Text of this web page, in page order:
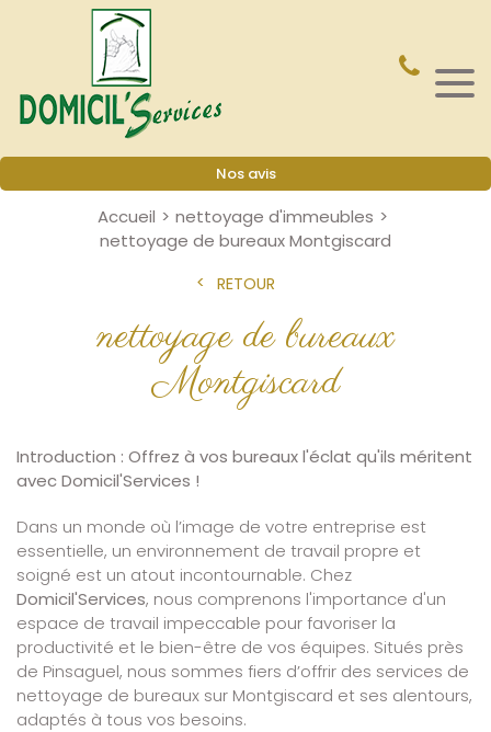
Nos avis
Accueil
nettoyage d'immeubles
nettoyage de bureaux Montgiscard
RETOUR
nettoyage de bureaux
Montgiscard
Introduction : Offrez à vos bureaux l'éclat qu'ils méritent
avec Domicil'Services !
Dans un monde où l’image de votre entreprise est
essentielle, un environnement de travail propre et
soigné est un atout incontournable. Chez
Domicil'Services, nous comprenons l'importance d'un
espace de travail impeccable pour favoriser la
productivité et le bien-être de vos équipes. Situés près
de Pinsaguel, nous sommes fiers d’offrir des services de
nettoyage de bureaux sur Montgiscard et ses alentours,
adaptés à tous vos besoins.